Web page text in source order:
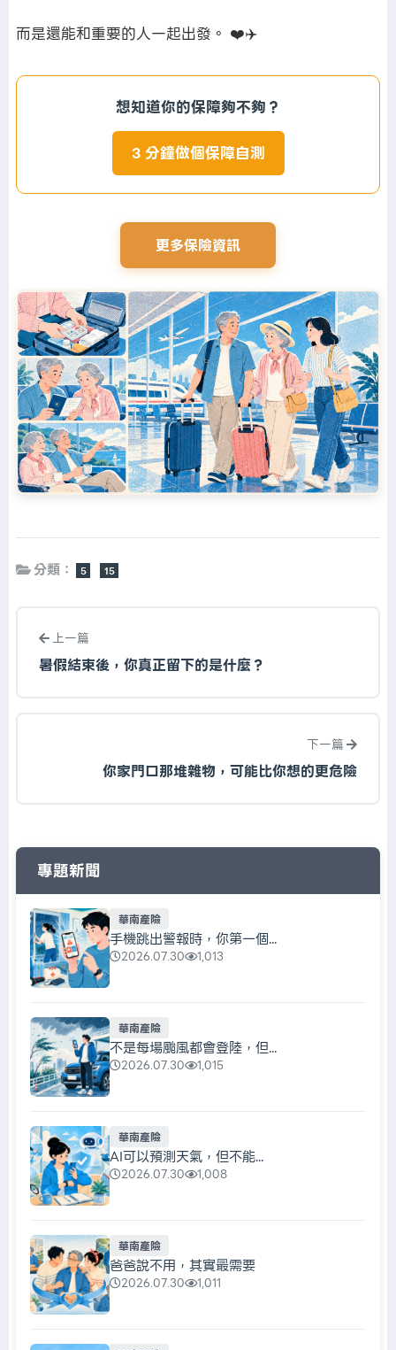
而是還能和重要的人一起出發。 ❤️✈️
想知道你的保障夠不夠？
3 分鐘做個保障自測
更多保險資訊
分類： 5 15
上一篇
暑假結束後，你真正留下的是什麼？
下一篇
你家門口那堆雜物，可能比你想的更危險
專題新聞
華南產險
手機跳出警報時，你第一個...
2026.07.30 1,013
華南產險
不是每場颱風都會登陸，但...
2026.07.30 1,015
華南產險
AI可以預測天氣，但不能...
2026.07.30 1,008
華南產險
爸爸說不用，其實最需要
2026.07.30 1,011